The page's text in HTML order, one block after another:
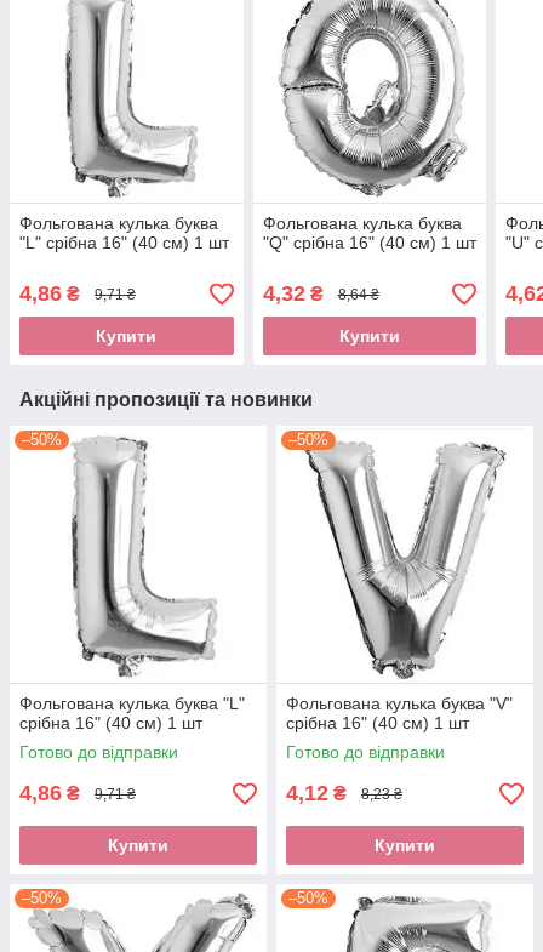
Фольгована кулька буква
"L" срібна 16" (40 см) 1 шт
4,86 ₴ 9,71 ₴
Купити
Фольгована кулька буква
"Q" срібна 16" (40 см) 1 шт
4,32₴ 8,64 ₴
Купити
"U"
Акційні пропозиції та новинки
–50%
Фольгована кулька буква "L"
срібна 16" (40 см) 1 шт
Готово до відправки
4,86 ₴ 9,71 ₴
Купити
–50%
Фольгована кулька буква "V"
срібна 16" (40 см) 1 шт
Готово до відправки
4,12 ₴ 8,23 ₴
Купити
–50% –50%